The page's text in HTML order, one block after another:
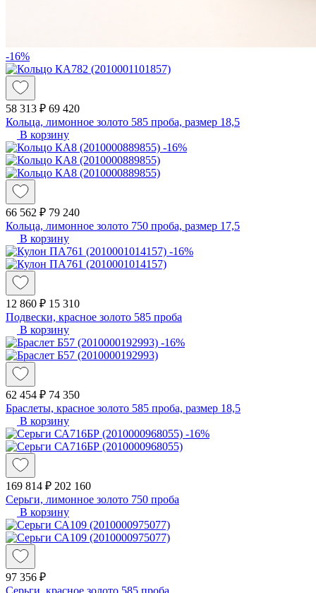
-16%
58 313 ₽ 69 420
Кольца, лимонное золото 585 проба, размер 18,5
В корзину
-16%
66 562 ₽ 79 240
Кольца, лимонное золото 750 проба, размер 17,5
В корзину
-16%
12 860 ₽ 15 310
Подвески, красное золото 585 проба
В корзину
-16%
62 454 ₽ 74 350
Браслеты, красное золото 585 проба, размер 18,5
В корзину
-16%
169 814 ₽ 202 160
Серьги, лимонное золото 750 проба
В корзину
97 356 ₽
Серьги, красное золото 585 проба